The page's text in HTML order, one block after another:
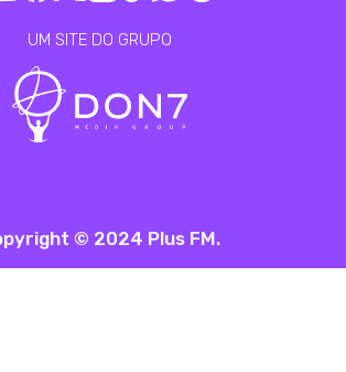
UM SITE DO GRUPO
© 2024 Plus FM.